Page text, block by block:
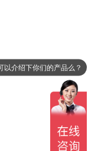
以介绍下你们的产品么？
高精度定位产品有哪些？